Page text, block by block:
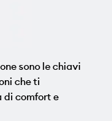
sono le chiavi
che ti
di comfort e